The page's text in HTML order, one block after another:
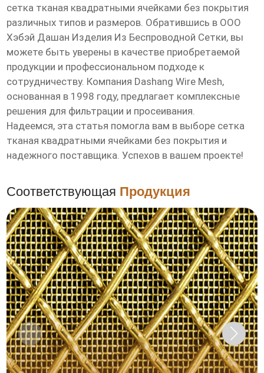
сетка тканая квадратными ячейками без покрытия
различных типов и размеров. Обратившись в ООО
Хэбэй Дашан Изделия Из Беспроводной Сетки, вы
можете быть уверены в качестве приобретаемой
продукции и профессиональном подходе к
сотрудничеству. Компания Dashang Wire Mesh,
основанная в 1998 году, предлагает комплексные
решения для фильтрации и просеивания.
Надеемся, эта статья помогла вам в выборе сетка
тканая квадратными ячейками без покрытия и
надежного поставщика. Успехов в вашем проекте!
Соответствующая Продукция